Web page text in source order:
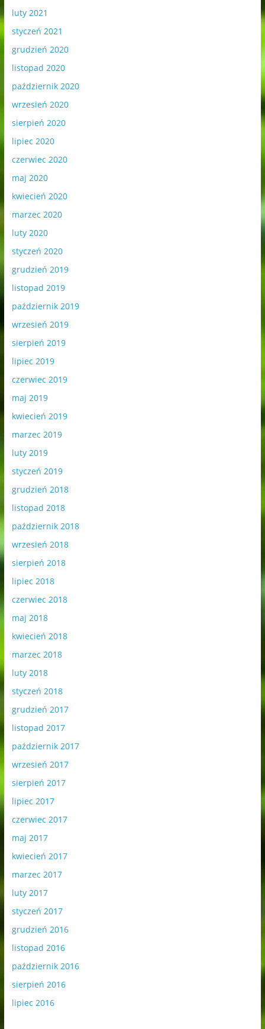
luty 2021
styczeń 2021
grudzień 2020
listopad 2020
październik 2020
wrzesień 2020
sierpień 2020
lipiec 2020
czerwiec 2020
maj 2020
kwiecień 2020
marzec 2020
luty 2020
styczeń 2020
grudzień 2019
listopad 2019
październik 2019
wrzesień 2019
sierpień 2019
lipiec 2019
czerwiec 2019
maj 2019
kwiecień 2019
marzec 2019
luty 2019
styczeń 2019
grudzień 2018
listopad 2018
październik 2018
wrzesień 2018
sierpień 2018
lipiec 2018
czerwiec 2018
maj 2018
kwiecień 2018
marzec 2018
luty 2018
styczeń 2018
grudzień 2017
listopad 2017
październik 2017
wrzesień 2017
sierpień 2017
lipiec 2017
czerwiec 2017
maj 2017
kwiecień 2017
marzec 2017
luty 2017
styczeń 2017
grudzień 2016
listopad 2016
październik 2016
sierpień 2016
lipiec 2016